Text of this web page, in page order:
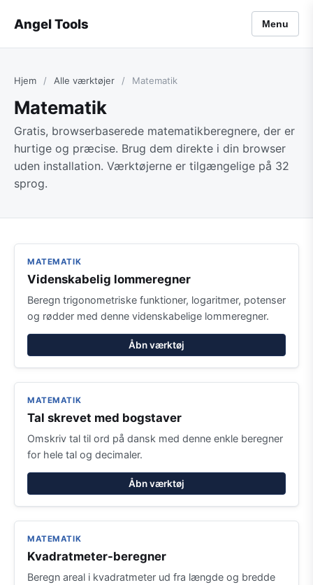
Angel Tools Menu
Hjem / Alle værktøjer / Matematik
Matematik
Gratis, browserbaserede matematikberegnere, der er
hurtige og præcise. Brug dem direkte i din browser
uden installation. Værktøjerne er tilgængelige på 32
sprog.
MATEMATIK
Videnskabelig lommeregner
Beregn trigonometriske funktioner, logaritmer, potenser
og rødder med denne videnskabelige lommeregner.
Åbn værktøj
MATEMATIK
Tal skrevet med bogstaver
Omskriv tal til ord på dansk med denne enkle beregner
for hele tal og decimaler.
Åbn værktøj
MATEMATIK
Kvadratmeter-beregner
Beregn areal i kvadratmeter ud fra længde og bredde